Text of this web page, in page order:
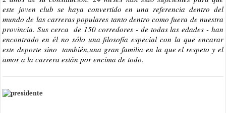
este joven club se haya convertido en una referencia dentro del
mundo de las carreras populares tanto dentro como fuera de nuestra
provincia. Sus cerca de 150 corredores - de todas las edades - han
encontrado en él no sólo una filosofía especial con la que encarar
este deporte sino también,una gran familia en la que el respeto y el
amor a la carrera están por encima de todo.